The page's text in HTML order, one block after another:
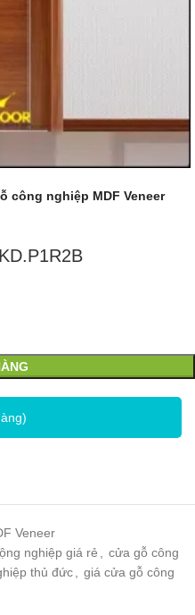
công nghiệp MDF Veneer
Veneer
nghiệp giá rẻ
cửa gỗ công
thủ đức
giá cửa gỗ công